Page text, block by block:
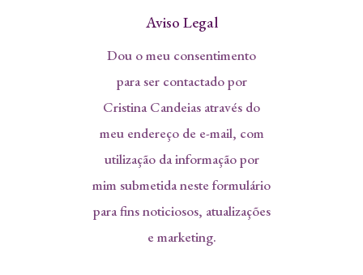
Aviso Legal
Dou o meu consentimento
para ser contactado por
Cristina Candeias através do
meu endereço de e-mail, com
utilização da informação por
mim submetida neste formulário
para fins noticiosos, atualizações
e marketing.